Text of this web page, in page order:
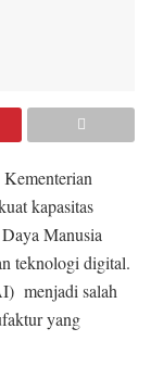
kapasitas
Manusia
teknologi digital.
menjadi salah
yang